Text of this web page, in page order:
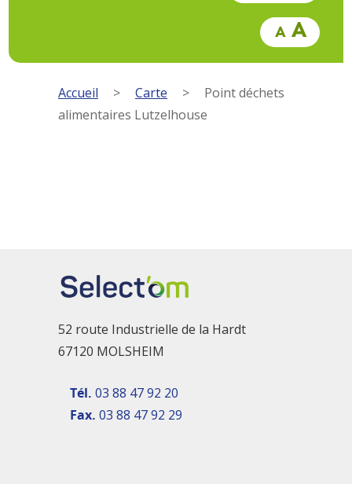
Accueil > Carte >
Point déchets
alimentaires Lutzelhouse
52 route Industrielle de la Hardt
67120 MOLSHEIM
Tél. 03 88 47 92 20
Fax. 03 88 47 92 29